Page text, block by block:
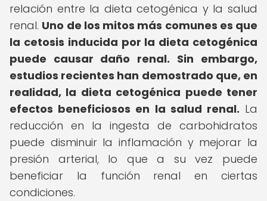
relación entre la dieta cetogénica y la salud
renal. Uno de los mitos más comunes es que
la cetosis inducida por la dieta cetogénica
puede causar daño renal. Sin embargo,
estudios recientes han demostrado que, en
realidad, la dieta cetogénica puede tener
efectos beneficiosos en la salud renal. La
reducción en la ingesta de carbohidratos
puede disminuir la inflamación y mejorar la
presión arterial, lo que a su vez puede
beneficiar la función renal en ciertas
condiciones.